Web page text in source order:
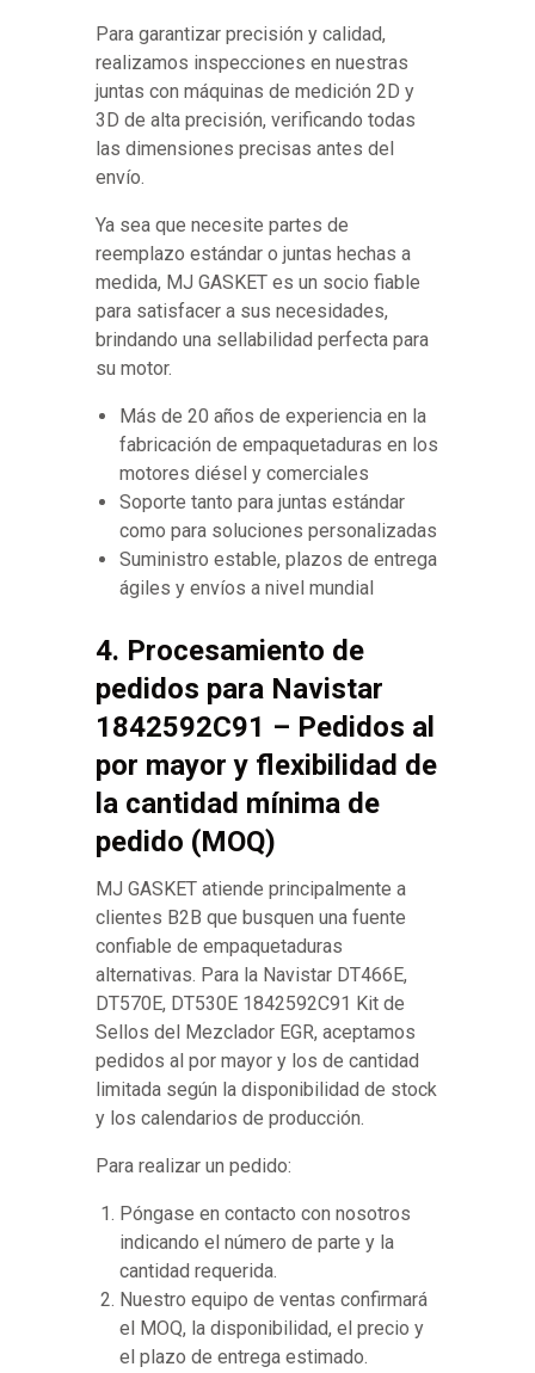
Para garantizar precisión y calidad,
realizamos inspecciones en nuestras
juntas con máquinas de medición 2D y
3D de alta precisión, verificando todas
las dimensiones precisas antes del
envío.
Ya sea que necesite partes de
reemplazo estándar o juntas hechas a
medida, MJ GASKET es un socio fiable
para satisfacer a sus necesidades,
brindando una sellabilidad perfecta para
su motor.
Más de 20 años de experiencia en la
fabricación de empaquetaduras en los
motores diésel y comerciales
Soporte tanto para juntas estándar
como para soluciones personalizadas
Suministro estable, plazos de entrega
ágiles y envíos a nivel mundial
4. Procesamiento de
pedidos para Navistar
1842592C91 – Pedidos al
por mayor y flexibilidad de
la cantidad mínima de
pedido (MOQ)
MJ GASKET atiende principalmente a
clientes B2B que busquen una fuente
confiable de empaquetaduras
alternativas. Para la Navistar DT466E,
DT570E, DT530E 1842592C91 Kit de
Sellos del Mezclador EGR, aceptamos
pedidos al por mayor y los de cantidad
limitada según la disponibilidad de stock
y los calendarios de producción.
Para realizar un pedido:
Póngase en contacto con nosotros
indicando el número de parte y la
cantidad requerida.
Nuestro equipo de ventas confirmará
el MOQ, la disponibilidad, el precio y
el plazo de entrega estimado.